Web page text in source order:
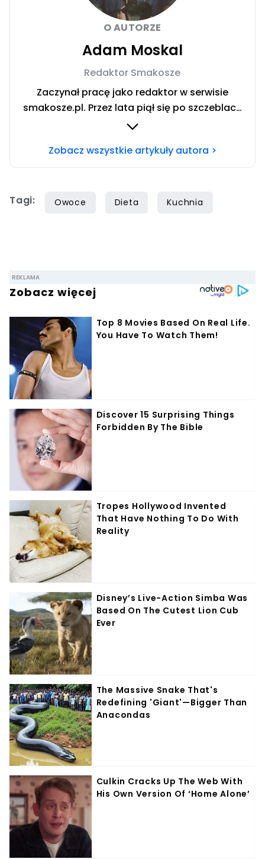
O AUTORZE
Adam Moskal
Redaktor Smakosze
Zaczynał pracę jako redaktor w serwisie
smakosze.pl. Przez lata piął się po szczeblach
przez stanowiska wydawnicze, w serwisach
oraz papilot.pl. Przez ponad rok dbał o serwis
siedem lat, lecz gotowaniem i pisaniem o
Zobacz wszystkie artykuły autora >
Tagi: Owoce Dieta Kuchnia